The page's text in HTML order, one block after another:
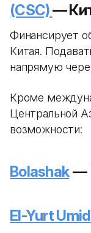
(CSC)—
Финансирует
Китая.
напрямую
Кроме
Центральной
возможности:
Bolashak—
El-Yurt